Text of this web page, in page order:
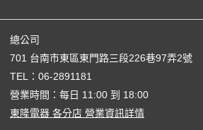
總公司
701 台南市東區東門路三段226巷97弄2號
TEL： 06-2891181
營業時間：每日 11:00 到 18:00
東隆電器 各分店 營業資訊詳情